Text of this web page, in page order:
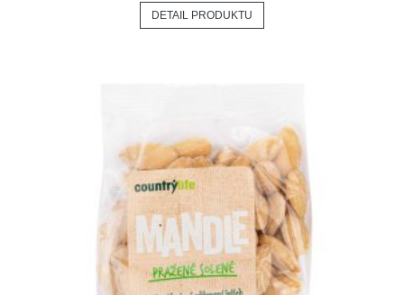
DETAIL PRODUKTU